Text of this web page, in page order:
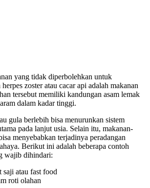
yang tidak diperbolehkan untuk
zoster atau cacar api adalah makanan
tersebut memiliki kandungan asam lemak
dalam kadar tinggi.
gula berlebih bisa menurunkan sistem
pada lanjut usia. Selain itu, makanan-
menyebabkan terjadinya peradangan
Berikut ini adalah beberapa contoh
wajib dihindari:
saji atau fast food
roti olahan